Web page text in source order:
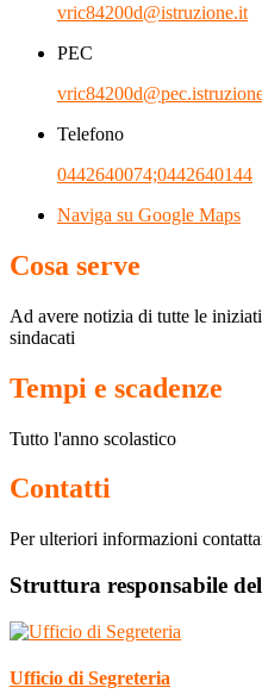
vric84200d@istruzione.it
PEC
Telefono
0442640074;0442640144
Naviga su Google Maps
Cosa serve
Ad avere notizia di tutte le
sindacati
Tempi e scadenze
Tutto l'anno scolastico
Contatti
Per ulteriori informazioni
Struttura responsabile
Ufficio di Segreteria